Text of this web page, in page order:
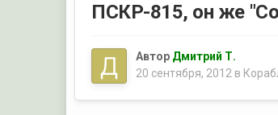
ПСКР-815, он же
Автор Дмитрий Т.
20 сентября, 2012 в